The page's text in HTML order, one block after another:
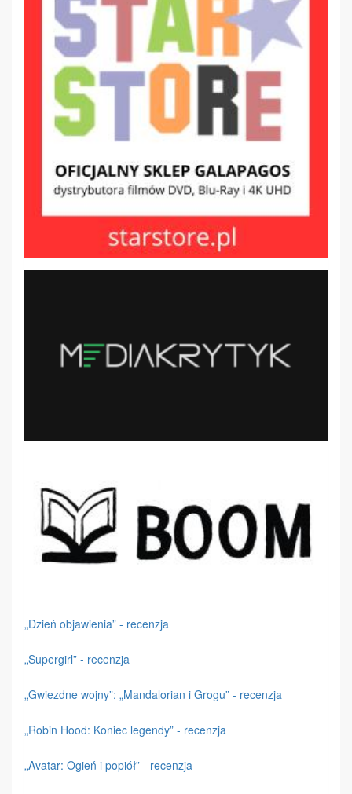
„Dzień objawienia” - recenzja
„Supergirl” - recenzja
„Gwiezdne wojny”: „Mandalorian i Grogu” - recenzja
„Robin Hood: Koniec legendy” - recenzja
„Avatar: Ogień i popiół” - recenzja